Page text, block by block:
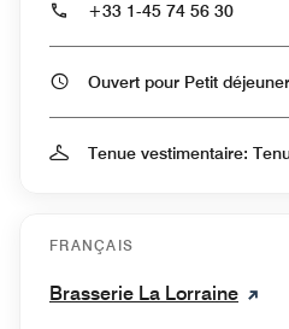
+33 1-45 74 56 30
Tenue vestimentaire:
FRANÇAIS
Brasserie La Lorraine